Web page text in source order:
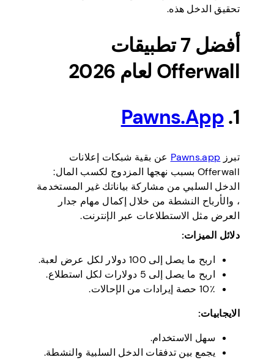
تحقيق الدخل هذه.
أفضل 7 تطبيقات
Offerwall لعام 2026
1.
Pawns.App
تبرز Pawns.app عن بقية شبكات إعلانات
Offerwall بسبب نهجها المزدوج لكسب المال:
الدخل السلبي من مشاركة بياناتك غير المستخدمة
، والأرباح النشطة من خلال إكمال مهام جدار
العرض مثل الاستطلاعات عبر الإنترنت.
دلائل الميزات:
اربح ما يصل إلى 100 دولار لكل عرض لعبة.
اربح ما يصل إلى 5 دولارات لكل استطلاع.
10٪ حصة إيرادات من الإحالات.
الايجابيات:
سهل الاستخدام.
يجمع بين تدفقات الدخل السلبية والنشطة.